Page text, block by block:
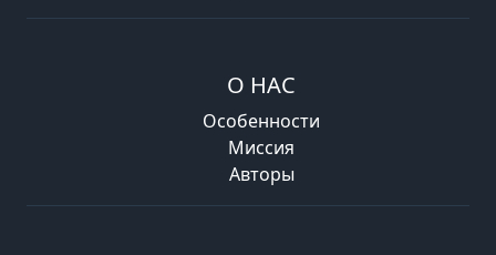
О НАС
Особенности
Миссия
Авторы